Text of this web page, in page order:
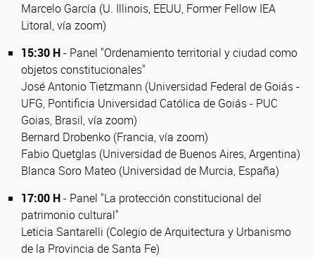
Marcelo García (U. Illinois, EEUU, Former Fellow IEA
Litoral, vía zoom)
15:30 H- Panel "Ordenamiento territorial y ciudad como
objetos constitucionales"
José Antonio Tietzmann (Universidad Federal de Goiás -
UFG, Pontificia Universidad Católica de Goiás - PUC
Goias, Brasil, vía zoom)
Bernard Drobenko (Francia, vía zoom)
Fabio Quetglas (Universidad de Buenos Aires, Argentina)
Blanca Soro Mateo (Universidad de Murcia, España)
17:00 H- Panel "La protección constitucional del
patrimonio cultural"
Leticia Santarelli (Colegio de Arquitectura y Urbanismo
de la Provincia de Santa Fe)